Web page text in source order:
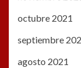
octubre 2021
septiembre
agosto 2021